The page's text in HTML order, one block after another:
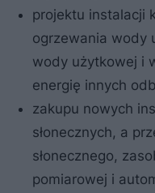
projektu instalacji
ogrzewania wody
wody użytkowej i
energię innych
zakupu nowych
słonecznych, a
słonecznego,
pomiarowej i